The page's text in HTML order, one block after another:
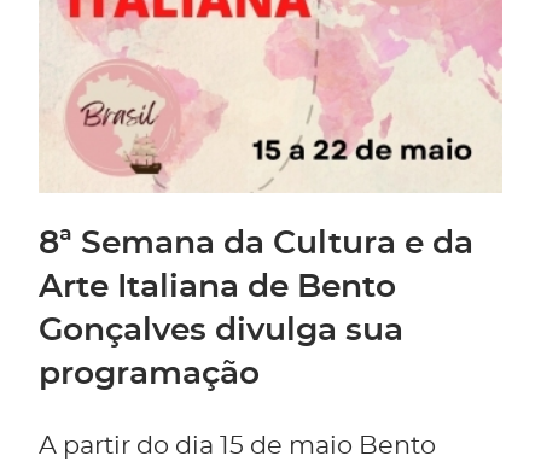
8ª Semana da Cultura e da
Arte Italiana de Bento
Gonçalves divulga sua
programação
A partir do dia 15 de maio Bento